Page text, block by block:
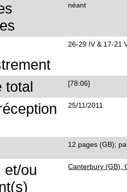
néant
26-29 IV & 17-21
total [78:06]
25/11/2011
12 pages (GB);
et/ou
Canterbury (GB),